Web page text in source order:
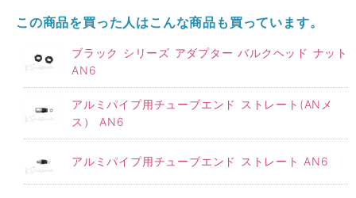
この商品を買った人はこんな商品も買っています。
ブラック シリーズ アダプター バルクヘッド ナット
AN6
アルミパイプ用チューブエンド ストレート(ANメ
ス） AN6
アルミパイプ用チューブエンド ストレート AN6